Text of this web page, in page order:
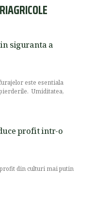
siguranta a
este esentiala
Umiditatea,
profit intr-o
din culturi mai putin